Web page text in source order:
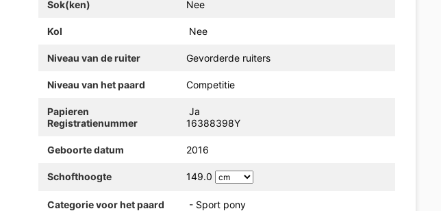
Sok(ken) Nee
Kol Nee
Niveau van de ruiter Gevorderde ruiters
Niveau van het paard Competitie
Papieren
Ja
Registratienummer
16388398Y
Geboorte datum 2016
Schofthoogte 149.0
Categorie voor het paard - Sport pony